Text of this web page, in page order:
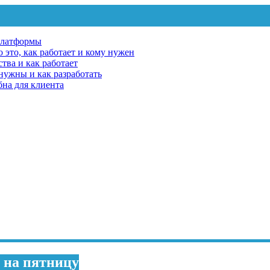
как работает и кому нужен
и как работает
и как разработать
для клиента
на пятницу